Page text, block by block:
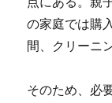
の家庭では購
間、クリーニ
そのため、必